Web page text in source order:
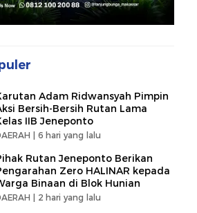
Adam Ridwansyah Pimpin
Bersih-Bersih Rutan Lama
IIB Jeneponto
| 6 hari yang lalu
Rutan Jeneponto Berikan
Zero HALINAR kepada
Binaan di Blok Hunian
| 2 hari yang lalu